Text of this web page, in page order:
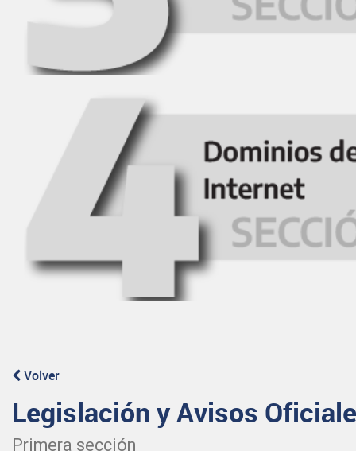
Volver
Legislación y Avisos
Primera sección